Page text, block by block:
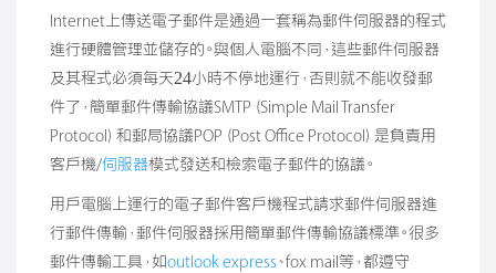
Internet上傳送電子郵件是通過一套稱為郵件伺服器的程式
進行硬體管理並儲存的。與個人電腦不同，這些郵件伺服器
及其程式必須每天24小時不停地運行，否則就不能收發郵
件了，簡單郵件傳輸協議SMTP（Simple Mail Transfer
Protocol）和郵局協議POP（Post Office Protocol）是負責用
客戶機/伺服器模式發送和檢索電子郵件的協議。
用戶電腦上運行的電子郵件客戶機程式請求郵件伺服器進
行郵件傳輸，郵件伺服器採用簡單郵件傳輸協議標準。很多
郵件傳輸工具，如outlook express、fox mail等，都遵守